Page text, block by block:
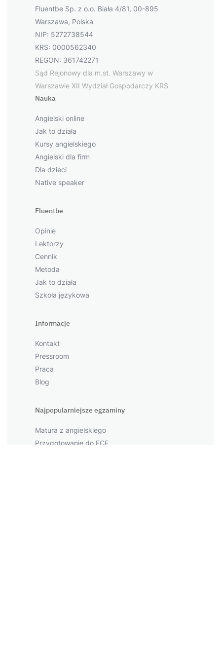
Fluentbe Sp. z o.o. Biała 4/81, 00-895
Warszawa, Polska
NIP: 5272738544
KRS: 0000562340
REGON: 361742271
Sąd Rejonowy dla m.st. Warszawy w
Warszawie XII Wydział Gospodarczy KRS
Nauka
Angielski online
Jak to działa
Kursy angielskiego
Angielski dla firm
Dla dzieci
Native speaker
Fluentbe
Opinie
Lektorzy
Cennik
Metoda
Jak to działa
Szkoła językowa
Informacje
Kontakt
Pressroom
Praca
Blog
Najpopularniejsze egzaminy
Matura z angielskiego
Przygotowanie do FCE